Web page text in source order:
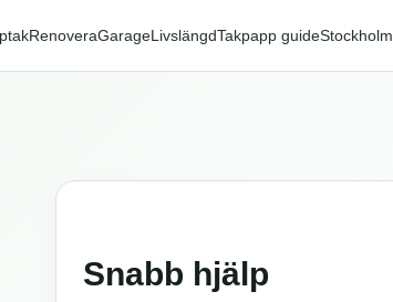
RenoveraGarageLivslängdTakpapp guideStockholm
Snabb hjälp